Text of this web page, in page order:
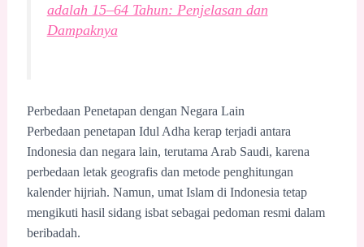
adalah 15–64 Tahun: Penjelasan dan
Dampaknya
Perbedaan Penetapan dengan Negara Lain
Perbedaan penetapan Idul Adha kerap terjadi antara
Indonesia dan negara lain, terutama Arab Saudi, karena
perbedaan letak geografis dan metode penghitungan
kalender hijriah. Namun, umat Islam di Indonesia tetap
mengikuti hasil sidang isbat sebagai pedoman resmi dalam
beribadah.